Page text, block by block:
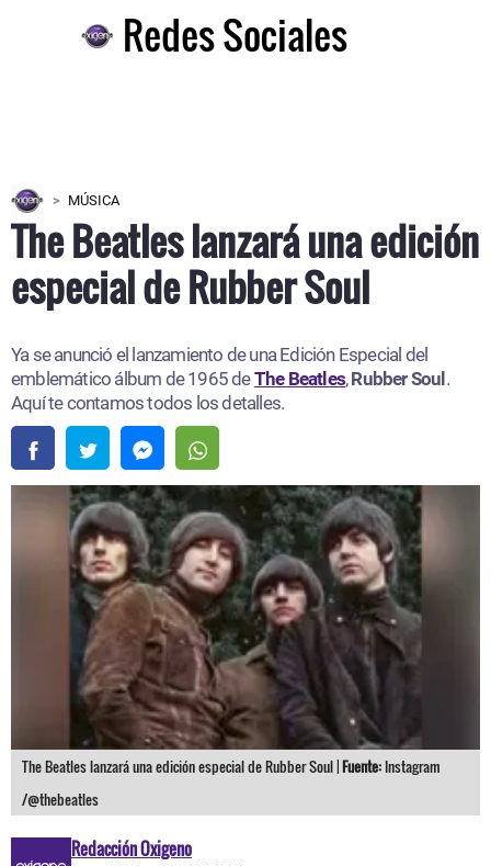
Redes Sociales
MÚSICA
The Beatles lanzará una edición
especial de Rubber Soul
Ya se anunció el lanzamiento de una Edición Especial del
emblemático álbum de 1965 deThe Beatles,Rubber Soul .
Aquí te contamos todos los detalles.
The Beatles lanzará una edición especial de Rubber Soul |Fuente: Instagram
/@thebeatles
Redacción Oxigeno